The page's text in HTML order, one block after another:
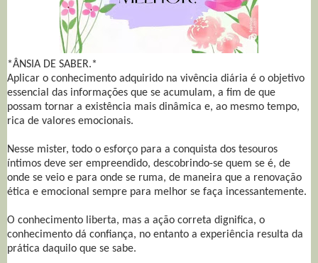
*ÂNSIA DE SABER.*
Aplicar o conhecimento adquirido na vivência diária é o objetivo
essencial das informações que se acumulam, a fim de que
possam tornar a existência mais dinâmica e, ao mesmo tempo,
rica de valores emocionais.
Nesse mister, todo o esforço para a conquista dos tesouros
íntimos deve ser empreendido, descobrindo-se quem se é, de
onde se veio e para onde se ruma, de maneira que a renovação
ética e emocional sempre para melhor se faça incessantemente.
O conhecimento liberta, mas a ação correta dignifica, o
conhecimento dá confiança, no entanto a experiência resulta da
prática daquilo que se sabe.